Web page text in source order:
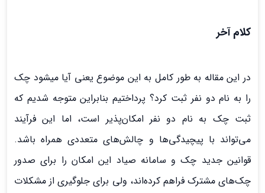
کلام آخر
در این مقاله به طور کامل به این موضوع یعنی آیا میشود چک
را به نام دو نفر ثبت کرد؟ پرداختیم بنابراین متوجه شدیم که
ثبت چک به نام دو نفر امکان‌پذیر است، اما این فرآیند
می‌تواند با پیچیدگی‌ها و چالش‌های متعددی همراه باشد.
قوانین جدید چک و سامانه صیاد این امکان را برای صدور
چک‌های مشترک فراهم کرده‌اند، ولی برای جلوگیری از مشکلات